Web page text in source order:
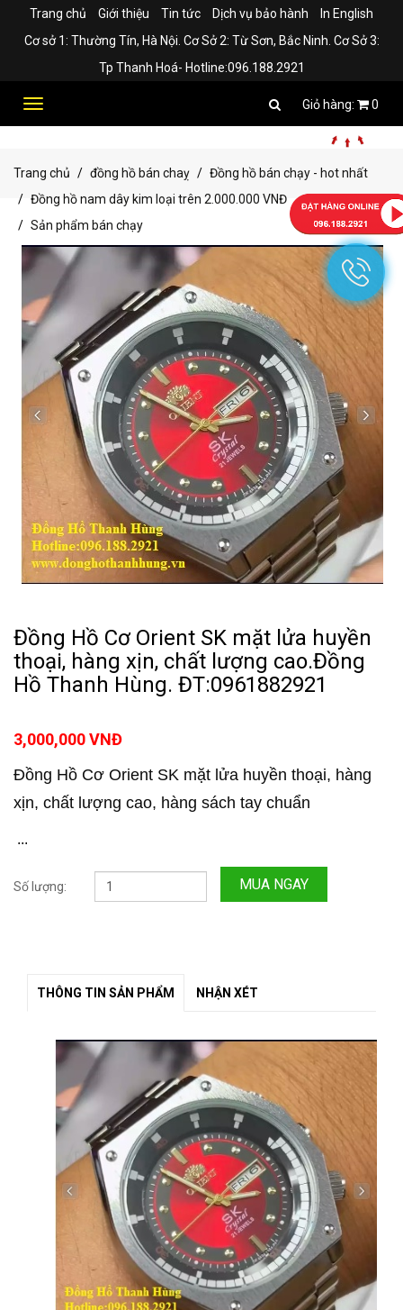
Trang chủ Giới thiệu Tin tức Dịch vụ bảo hành
In English
Cơ sở 1: Thường Tín, Hà Nội. Cơ Sở 2: Từ Sơn, Bắc Ninh. Cơ Sở 3:
Tp Thanh Hoá- Hotline:096.188.2921
Toggle
0
Trang chủ đồng hồ bán chaỵ
Đồng hồ bán chạy - hot nhất
Đồng hồ nam dây kim loại trên 2.000.000 VNĐ
Sản phẩm bán chạy
Đồng Hồ Cơ Orient SK mặt lửa huyền
thoại, hàng xịn, chất lượng cao.Đồng
Hồ Thanh Hùng. ĐT:0961882921
3,000,000 VNĐ
Đồng Hồ Cơ Orient SK mặt lửa huyền thoại, hàng
xịn, chất lượng cao, hàng sách tay chuẩn
...
Số lượng: MUA NGAY
THÔNG TIN SẢN PHẨM NHẬN XÉT